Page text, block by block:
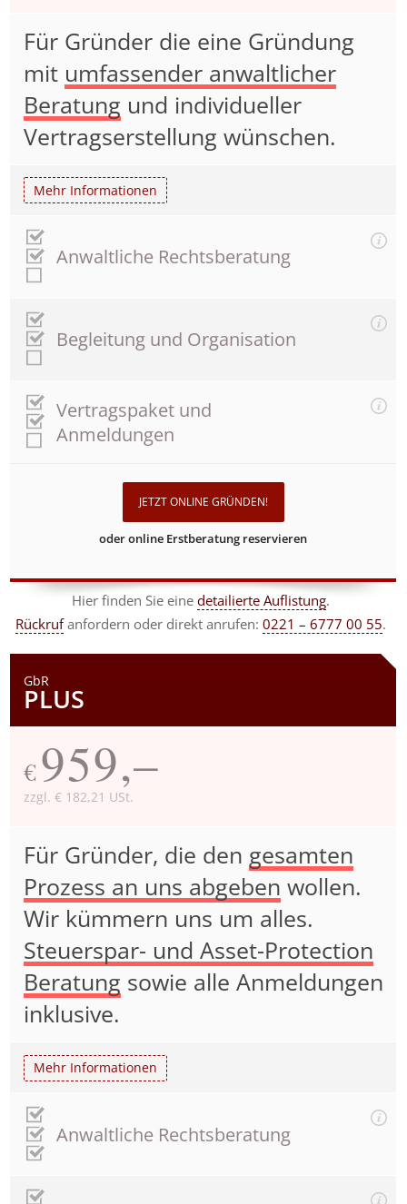
Für Gründer die eine Gründung
mit umfassender anwaltlicher
Beratung und individueller
Vertragserstellung wünschen.
Mehr Informationen
Anwaltliche Rechtsberatung
Begleitung und Organisation
Vertragspaket und
Anmeldungen
JETZT ONLINE GRÜNDEN!
oder online Erstberatung reservieren
Hier finden Sie einedetailierte Auflistung.
Rückrufanfordern oder direkt anrufen:0221 – 6777 00 55.
GbR
PLUS
€ 959,–
zzgl. € 182,21 USt.
Für Gründer, die den gesamten
Prozess an uns abgeben wollen.
Wir kümmern uns um alles.
Steuerspar- und Asset-Protection
Beratung sowie alle Anmeldungen
inklusive.
Mehr Informationen
Anwaltliche Rechtsberatung